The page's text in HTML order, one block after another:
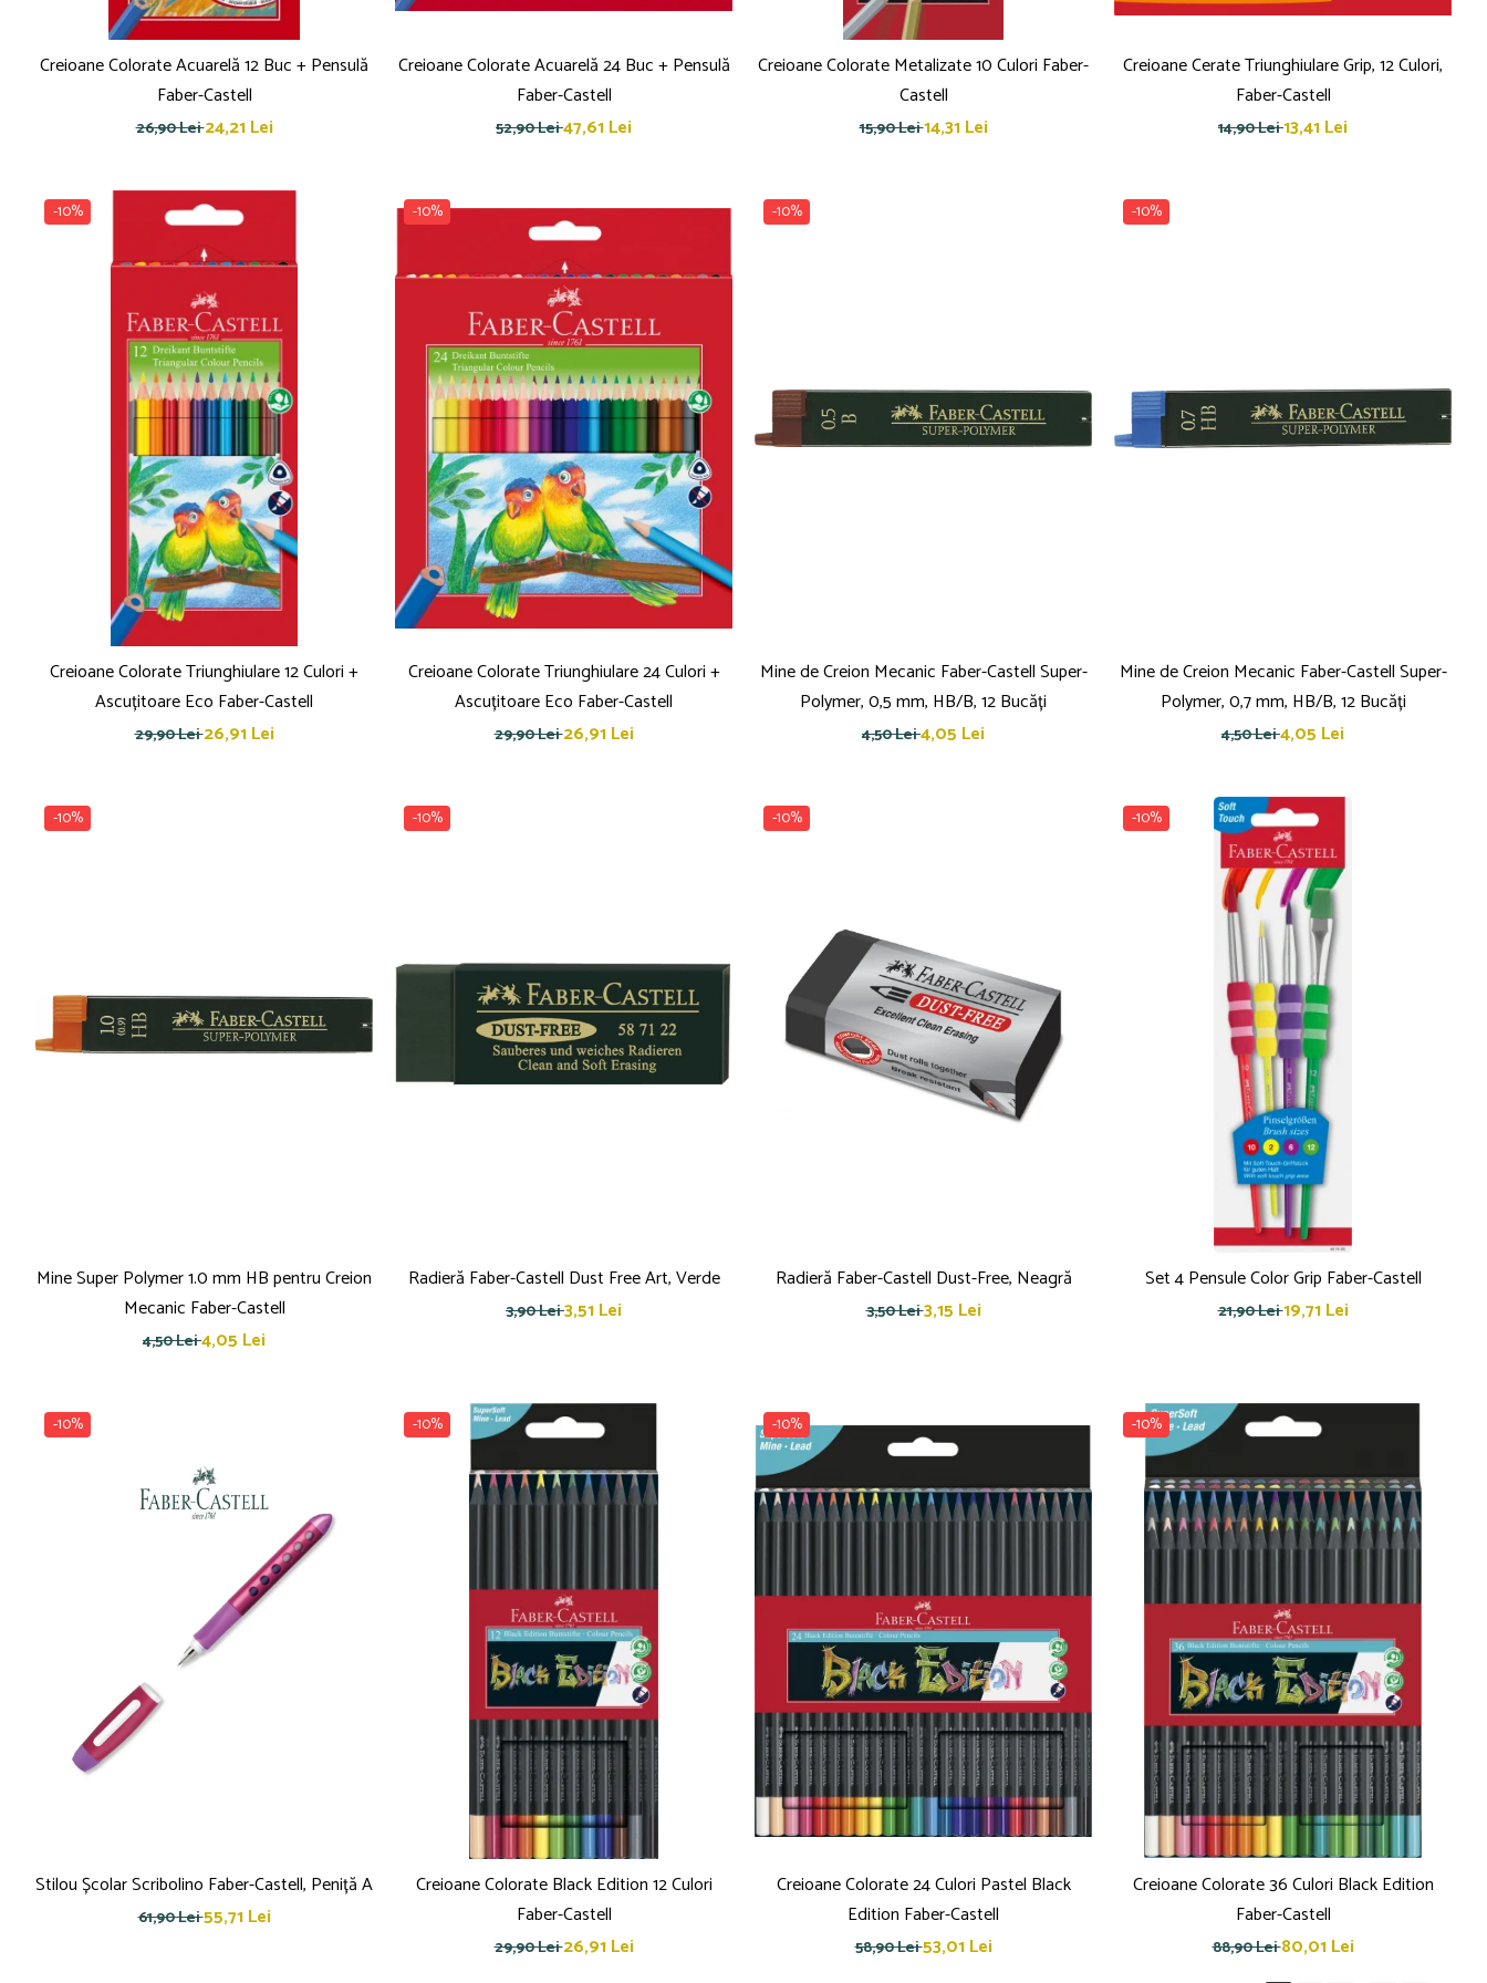
Tempera și Guașe
Creioane Colorate Acuarelă 12 Buc + Pensulă
Faber-Castell
26,90 Lei24,21 Lei
Creioane Colorate Acuarelă 24 Buc + Pensulă
Faber-Castell
52,90 Lei47,61 Lei
Creioane Colorate Metalizate 10 Culori Faber-
Castell
15,90 Lei14,31 Lei
Creioane Cerate Triunghiulare Grip, 12 Culori,
Faber-Castell
14,90 Lei13,41 Lei
-10%
Creioane Colorate Triunghiulare 12 Culori +
Ascuțitoare Eco Faber-Castell
29,90 Lei26,91 Lei
-10%
Creioane Colorate Triunghiulare 24 Culori +
Ascuțitoare Eco Faber-Castell
29,90 Lei26,91 Lei
-10%
Mine de Creion Mecanic Faber-Castell Super-
Polymer, 0,5 mm, HB/B, 12 Bucăți
4,50 Lei4,05 Lei
-10%
Mine de Creion Mecanic Faber-Castell Super-
Polymer, 0,7 mm, HB/B, 12 Bucăți
4,50 Lei4,05 Lei
-10%
Mine Super Polymer 1.0 mm HB pentru Creion
Mecanic Faber-Castell
4,50 Lei4,05 Lei
-10%
Radieră Faber-Castell Dust Free Art, Verde
3,90 Lei3,51 Lei
-10%
Radieră Faber-Castell Dust-Free, Neagră
3,50 Lei3,15 Lei
-10%
Set 4 Pensule Color Grip Faber-Castell
21,90 Lei19,71 Lei
-10%
Stilou Școlar Scribolino Faber-Castell, Peniță A
61,90 Lei55,71 Lei
-10%
Creioane Colorate Black Edition 12 Culori
Faber-Castell
29,90 Lei26,91 Lei
-10%
Creioane Colorate 24 Culori Pastel Black
Edition Faber-Castell
58,90 Lei53,01 Lei
-10%
Creioane Colorate 36 Culori Black Edition
Faber-Castell
88,90 Lei80,01 Lei